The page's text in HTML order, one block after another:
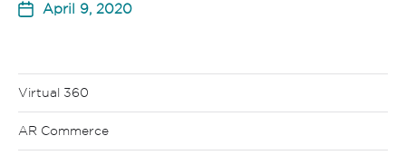
April 9, 2020
Virtual 360
AR Commerce